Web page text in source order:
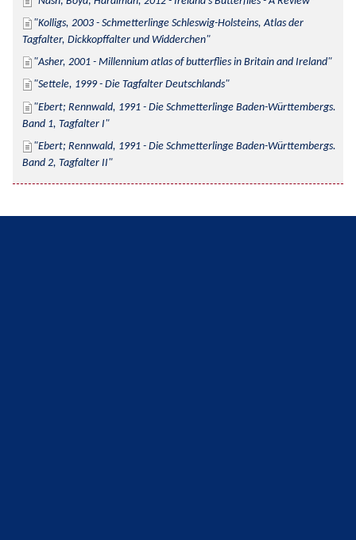
Kolligs, 2003 - Schmetterlinge Schleswig-Holsteins, Atlas der
Tagfalter, Dickkopffalter und Widderchen
Asher, 2001 - Millennium atlas of butterflies in Britain and Ireland
Settele, 1999 - Die Tagfalter Deutschlands
Ebert; Rennwald, 1991 - Die Schmetterlinge Baden-Württembergs.
Band 1, Tagfalter I
Ebert; Rennwald, 1991 - Die Schmetterlinge Baden-Württembergs.
Band 2, Tagfalter II